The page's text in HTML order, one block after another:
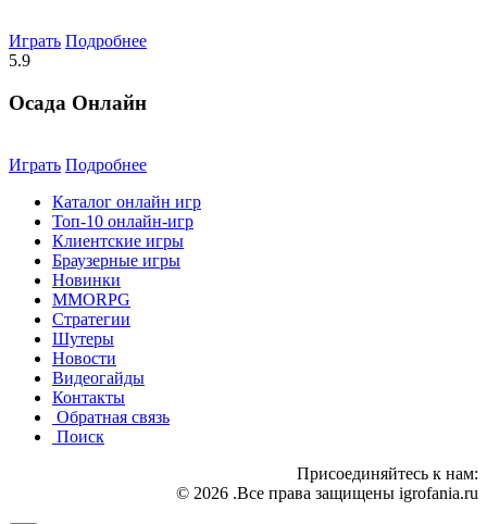
Играть Подробнее
5.9
Осада Онлайн
Играть Подробнее
Каталог онлайн игр
Топ-10 онлайн-игр
Клиентские игры
Браузерные игры
Новинки
MMORPG
Стратегии
Шутеры
Новости
Видеогайды
Контакты
Обратная связь
Поиск
Присоединяйтесь к нам:
© 2026 .Все права защищены igrofania.ru